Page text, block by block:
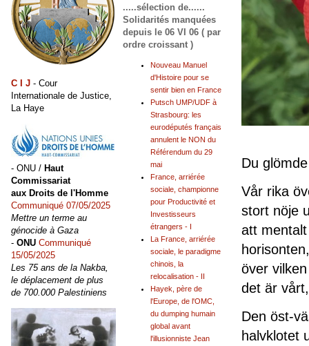
Du
Vår rika
stort nöje
att
horisonten,
över
det är
Den öst-
halvklotet
.....sélection de......
Solidarités manquées
depuis le 06 VI 06 ( par
ordre croissant )
Nouveau Manuel
d'Histoire pour se
sentir bien en France
Putsch UMP/UDF à
Strasbourg: les
eurodéputés français
annulent le NON du
Référendum du 29
mai
France, arriérée
sociale, championne
pour Productivité et
Investisseurs
étrangers - I
La France, arriérée
sociale, le paradigme
chinois, la
relocalisation - II
Hayek, père de
l'Europe, de l'OMC,
du dumping humain
global avant
l'illusionniste Jean
C I J - Cour
Internationale de Justice,
La Haye
- ONU / Haut
Commissariat
aux Droits de l'Homme
Communiqué 07/05/2025
Mettre un terme au
génocide à Gaza
- ONU Communiqué
15/05/2025
Les 75 ans de la Nakba,
le déplacement de plus
de 700.000 Palestiniens